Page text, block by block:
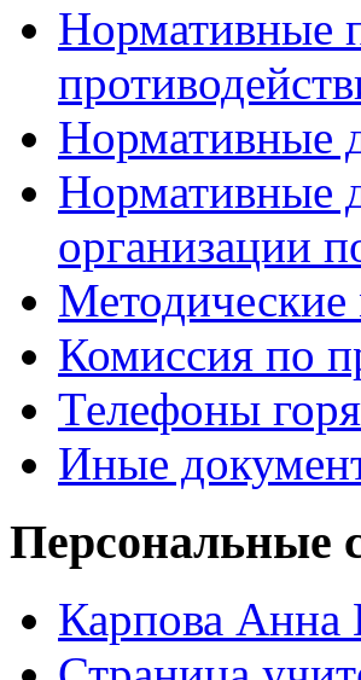
Нормативные
Нормативные
Нормативные
организации
Комиссия по
Телефоны
Иные
Персональные
Карпова Анна